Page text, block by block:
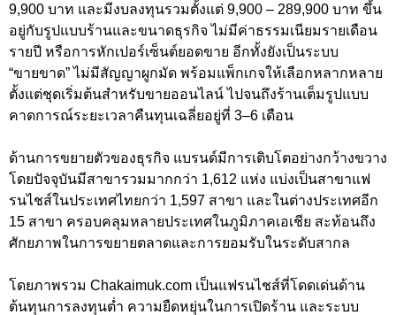
9,900 บาท และมีงบลงทุนรวมตั้งแต่ 9,900 – 289,900 บาท ขึ้น
อยู่กับรูปแบบร้านและขนาดธุรกิจ ไม่มีค่าธรรมเนียมรายเดือน
รายปี หรือการหักเปอร์เซ็นต์ยอดขาย อีกทั้งยังเป็นระบบ
“ขายขาด” ไม่มีสัญญาผูกมัด พร้อมแพ็กเกจให้เลือกหลากหลาย
ตั้งแต่ชุดเริ่มต้นสำหรับขายออนไลน์ ไปจนถึงร้านเต็มรูปแบบ
คาดการณ์ระยะเวลาคืนทุนเฉลี่ยอยู่ที่ 3–6 เดือน
ด้านการขยายตัวของธุรกิจ แบรนด์มีการเติบโตอย่างกว้างขวาง
โดยปัจจุบันมีสาขารวมมากกว่า 1,612 แห่ง แบ่งเป็นสาขาแฟ
รนไชส์ในประเทศไทยกว่า 1,597 สาขา และในต่างประเทศอีก
15 สาขา ครอบคลุมหลายประเทศในภูมิภาคเอเชีย สะท้อนถึง
ศักยภาพในการขยายตลาดและการยอมรับในระดับสากล
โดยภาพรวม Chakaimuk.com เป็นแฟรนไชส์ที่โดดเด่นด้าน
ต้นทุนการลงทุนต่ำ ความยืดหยุ่นในการเปิดร้าน และระบบ